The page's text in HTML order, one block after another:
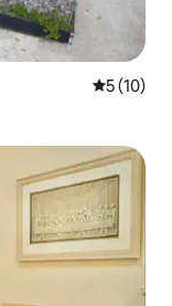
5 de uma
5 (10)